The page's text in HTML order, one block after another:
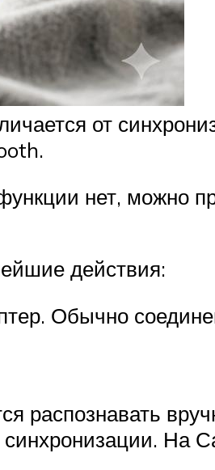
от
нет, можно
действия:
Обычно
распознавать
На